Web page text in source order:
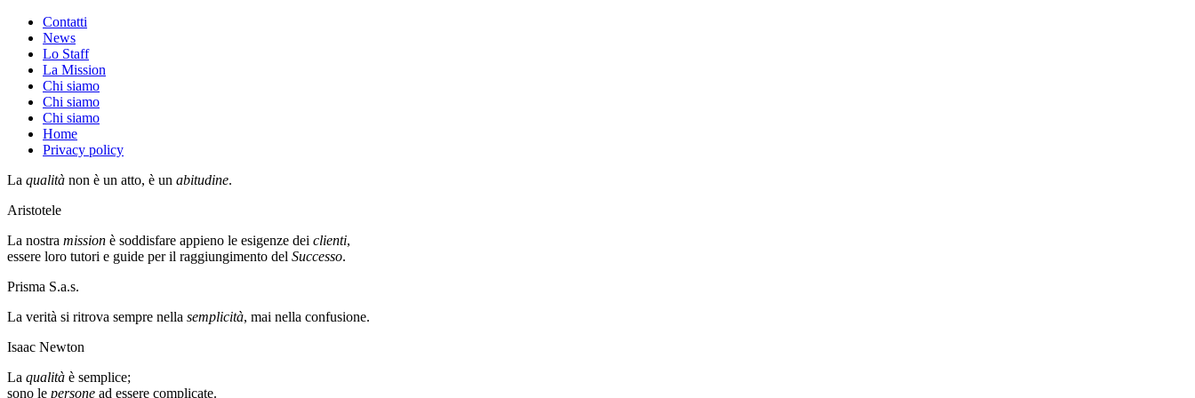
Contatti
News
Lo Staff
La Mission
Chi siamo
Chi siamo
Chi siamo
Home
Privacy policy
La qualità non è un atto, è un abitudine.
Aristotele
La nostra mission è soddisfare appieno le esigenze dei clienti,
essere loro tutori e guide per il raggiungimento del Successo.
Prisma S.a.s.
La verità si ritrova sempre nella semplicità, mai nella confusione.
Isaac Newton
La qualità è semplice;
sono le persone ad essere complicate.